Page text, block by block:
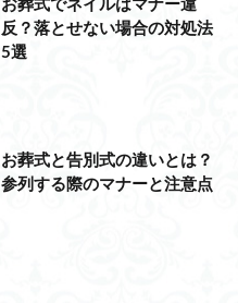
反？落とせない場合の対処法
5選
お葬式と告別式の違いとは？
参列する際のマナーと注意点